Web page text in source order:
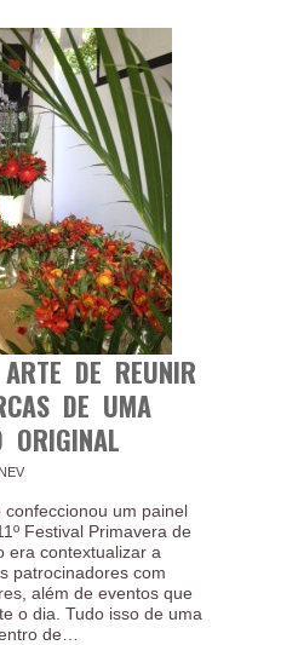
DE REUNIR
DE UMA
ORIGINAL
confeccionou um painel
Festival Primavera de
era contextualizar a
patrocinadores com
além de eventos que
o dia. Tudo isso de uma
de…